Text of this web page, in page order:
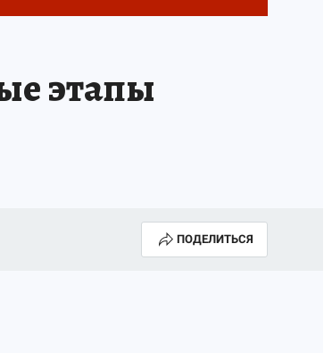
ПРОФЕССИИ АФИША
этапы
ПОДЕЛИТЬСЯ